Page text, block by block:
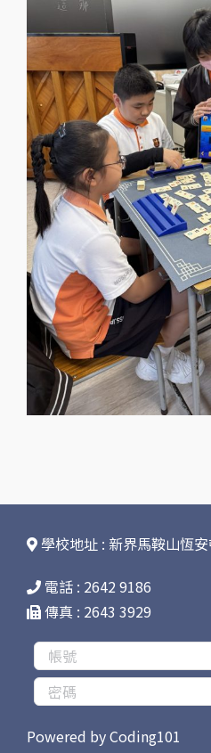
學校地址 : 新界馬鞍山恆
電話 : 2642 9186
傳真 : 2643 3929
Powered byCoding101